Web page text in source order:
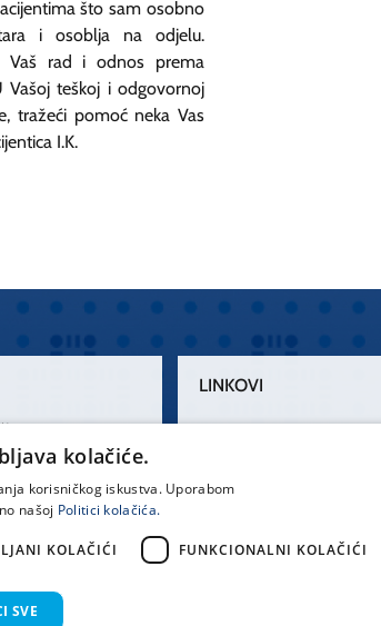
što sam osobno
i osoblja na odjelu.
Vaš rad i odnos prema
Vašoj teškoj i odgovornoj
tražeći pomoć neka Vas
I.K.
LINKOVI
kolačiće.
korisničkog iskustva. Uporabom
našoj Politici kolačića.
KOLAČIĆI FUNKCIONALNI KOLAČIĆI
SVE